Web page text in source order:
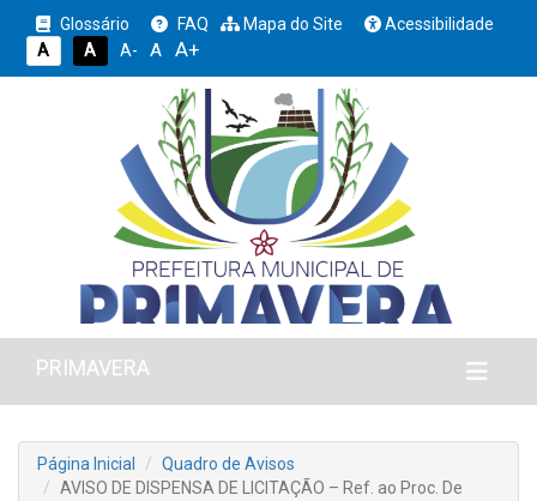
Glossário FAQ Mapa do Site
Acessibilidade
A
A A- A A+
PRIMAVERA
Página Inicial
Quadro de Avisos
AVISO DE DISPENSA DE LICITAÇÃO – Ref. ao Proc. De